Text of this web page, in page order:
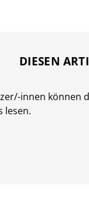
DIESEN
innen können
lesen.